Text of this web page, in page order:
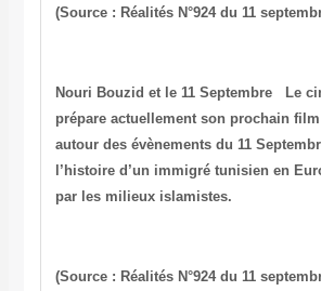
(Source : Réalités N°924 du 11
Nouri Bouzid et le 11 Septembre
Le
prépare actuellement son prochain
autour des évènements du 11
l’histoire d’un immigré tunisien en
par les milieux islamistes.
(Source : Réalités N°924 du 11